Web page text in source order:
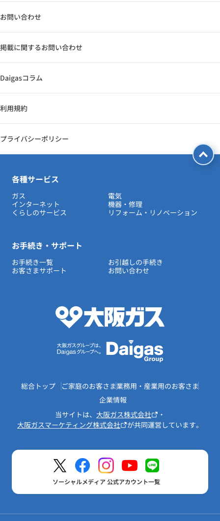
お問い合わせ
掲載に関するお問い合わせ
Daigasコラム
利用規約
プライバシーポリシー
各種サービス
ガス
電気
インターネット
機器・修理
くらしのサービス
リフォーム・リノベーション
お手続き・サポート
お手続き一覧
お引越しの手続き
お客さまサポート
お問い合わせ
総合トップ ご家庭のお客さま業務用・産業用のお客さま
企業情報
当サイトは、 大阪ガス株式会社
・
大阪ガスマーケティング株式会社
が共同運営しています。
ソーシャルメディア 公式アカウント一覧